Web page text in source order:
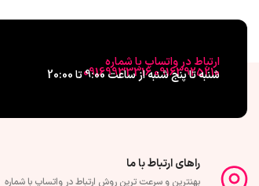
ارتباط در واتساپ با شماره
09163925210 09169933316
شنبه تا پنج شنبه از ساعت 9:00 تا 20:00
راهای ارتباط با ما